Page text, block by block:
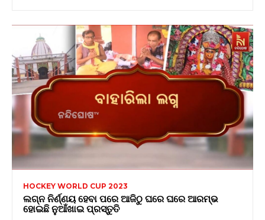
HOCKEY WORLD CUP 2023
ଲଗ୍ନ ନିର୍ଣ୍ଣୟ ହେବା ପରେ ଆଜିଠୁ ଘରେ ଘରେ ଆରମ୍ଭ
ହୋଇଛି ନୁଆଁଖାଇ ପ୍ରସ୍ତୁତି